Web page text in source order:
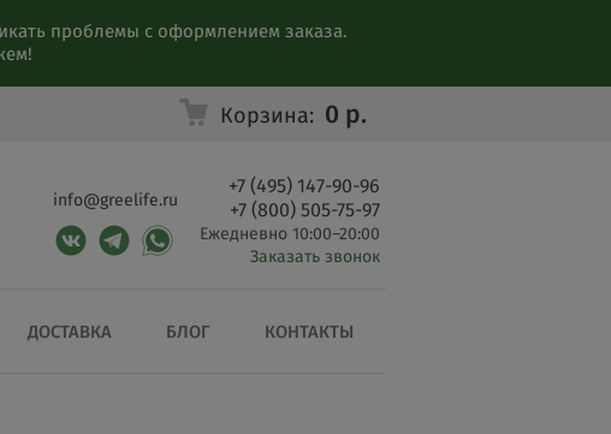
проблемы с оформлением заказа.
Корзина: 0 р.
info@greelife.ru
+7 (495) 147-90-96
+7 (800) 505-75-97
Ежедневно 10:00–20:00
Заказать звонок
ДОСТАВКА БЛОГ КОНТАКТЫ